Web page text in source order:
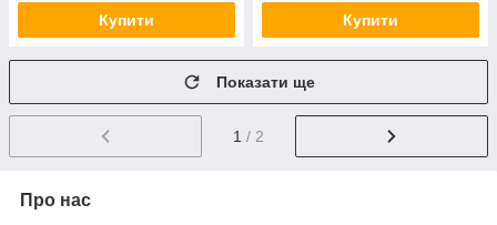
Купити Купити
Показати ще
1 / 2
Про нас